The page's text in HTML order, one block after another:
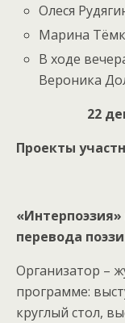
Олеся
Марина
В ходе
Вероника
22
Проекты
перевода
Организатор –
программе:
круглый стол,